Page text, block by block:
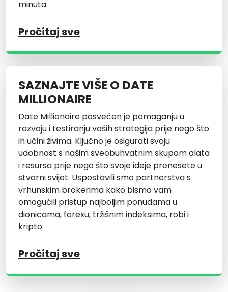
minuta.
Pročitaj sve
SAZNAJTE VIŠE O DATE
MILLIONAIRE
Date Millionaire posvećen je pomaganju u
razvoju i testiranju vaših strategija prije nego što
ih učini živima. Ključno je osigurati svoju
udobnost s našim sveobuhvatnim skupom alata
i resursa prije nego što svoje ideje prenesete u
stvarni svijet. Uspostavili smo partnerstva s
vrhunskim brokerima kako bismo vam
omogućili pristup najboljim ponudama u
dionicama, forexu, tržišnim indeksima, robi i
kripto.
Pročitaj sve